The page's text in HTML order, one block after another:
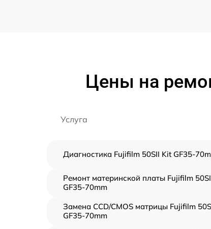
Цены на
Услуга
Диагностика Fujifilm 50SII Kit GF35-
Ремонт материнской платы Fujifilm
GF35-70mm
Замена CCD/CMOS матрицы Fujifilm
GF35-70mm